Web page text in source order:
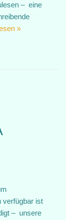
– eine
»
verfügbar ist
– unsere